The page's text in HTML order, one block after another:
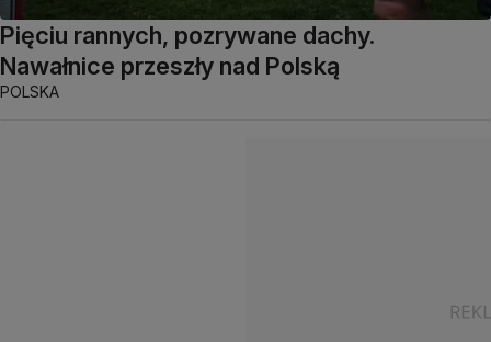
Pięciu rannych, pozrywane dachy.
Nawałnice przeszły nad Polską
POLSKA